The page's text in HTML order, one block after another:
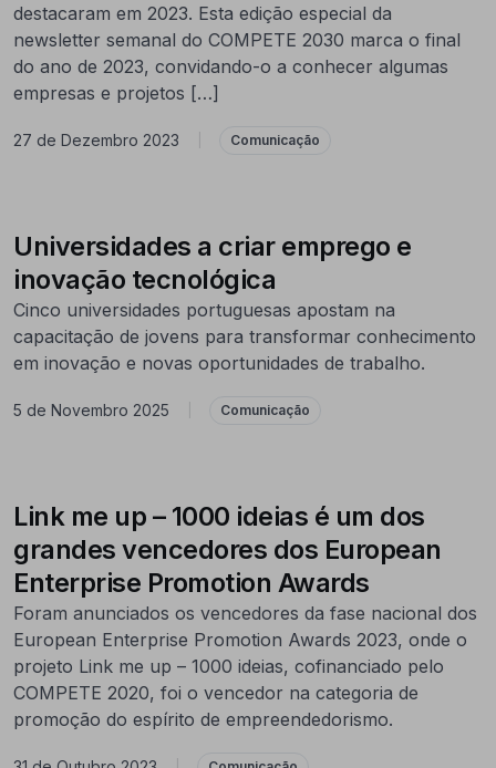
destacaram em 2023. Esta edição especial da
newsletter semanal do COMPETE 2030 marca o final
do ano de 2023, convidando-o a conhecer algumas
empresas e projetos […]
27 de Dezembro 2023 Comunicação
Universidades a criar emprego e
inovação tecnológica
Cinco universidades portuguesas apostam na
capacitação de jovens para transformar conhecimento
em inovação e novas oportunidades de trabalho.
5 de Novembro 2025 Comunicação
Link me up – 1000 ideias é um dos
grandes vencedores dos European
Enterprise Promotion Awards
Foram anunciados os vencedores da fase nacional dos
European Enterprise Promotion Awards 2023, onde o
projeto Link me up – 1000 ideias, cofinanciado pelo
COMPETE 2020, foi o vencedor na categoria de
promoção do espírito de empreendedorismo.